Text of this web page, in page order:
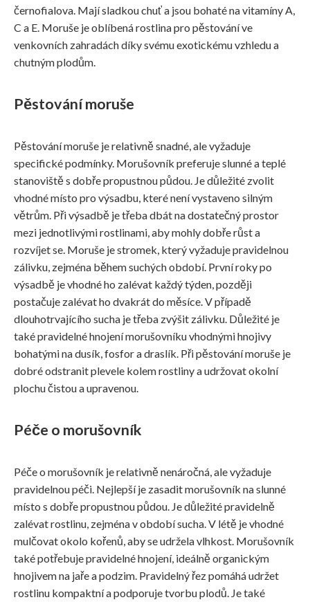
černofialova. Mají sladkou chuť a jsou bohaté na vitamíny A,
C a E. Moruše je oblíbená rostlina pro pěstování ve
venkovních zahradách díky svému exotickému vzhledu a
chutným plodům.
Pěstování moruše
Pěstování moruše je relativně snadné, ale vyžaduje
specifické podmínky. Morušovník preferuje slunné a teplé
stanoviště s dobře propustnou půdou. Je důležité zvolit
vhodné místo pro výsadbu, které není vystaveno silným
větrům. Při výsadbě je třeba dbát na dostatečný prostor
mezi jednotlivými rostlinami, aby mohly dobře růst a
rozvíjet se. Moruše je stromek, který vyžaduje pravidelnou
zálivku, zejména během suchých období. První roky po
výsadbě je vhodné ho zalévat každý týden, později
postačuje zalévat ho dvakrát do měsíce. V případě
dlouhotrvajícího sucha je třeba zvýšit zálivku. Důležité je
také pravidelné hnojení morušovníku vhodnými hnojivy
bohatými na dusík, fosfor a draslík. Při pěstování moruše je
dobré odstranit plevele kolem rostliny a udržovat okolní
plochu čistou a upravenou.
Péče o morušovník
Péče o morušovník je relativně nenáročná, ale vyžaduje
pravidelnou péči. Nejlepší je zasadit morušovník na slunné
místo s dobře propustnou půdou. Je důležité pravidelně
zalévat rostlinu, zejména v období sucha. V létě je vhodné
mulčovat okolo kořenů, aby se udržela vlhkost. Morušovník
také potřebuje pravidelné hnojení, ideálně organickým
hnojivem na jaře a podzim. Pravidelný řez pomáhá udržet
rostlinu kompaktní a podporuje tvorbu plodů. Je také